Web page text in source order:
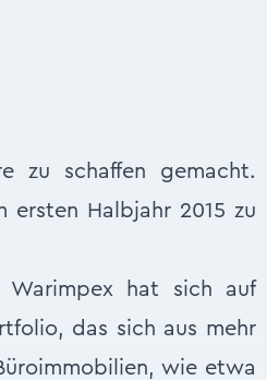
zu schaffen gemacht.
ersten Halbjahr 2015 zu
Warimpex hat sich auf
das sich aus mehr
wie etwa